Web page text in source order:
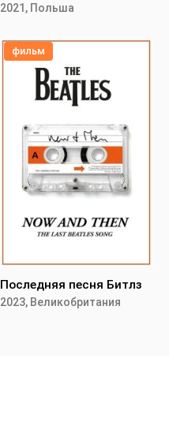
2021, Польша
фильм
Последняя песня Битлз
2023, Великобритания